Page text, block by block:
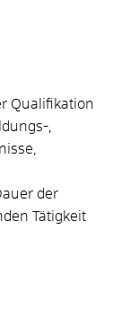
Qualifikation
,
der
Tätigkeit